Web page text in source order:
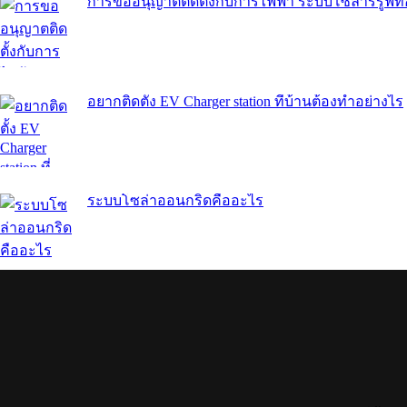
อยากติดตั้ง EV Charger station ที่บ้านต้องทำอย่างไร
ระบบโซล่าออนกริดคืออะไร